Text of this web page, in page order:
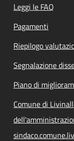
Leggi le FAQ
Pagamenti
Riepilogo
Segnalazione
Piano di
Comune di